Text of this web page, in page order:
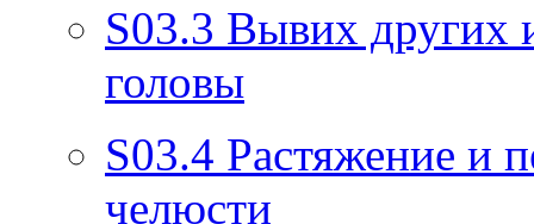
S03.3 Вывих других
головы
S03.4 Растяжение и
челюсти